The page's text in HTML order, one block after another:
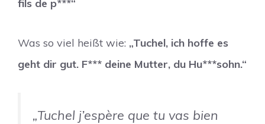
fils de p***“
Was so viel heißt wie: „Tuchel, ich hoffe es
geht dir gut. F*** deine Mutter, du Hu***sohn.“
„Tuchel j’espère que tu vas bien